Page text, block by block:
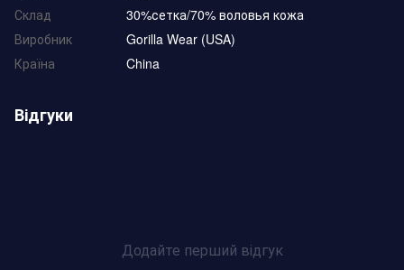
Склад
30%сетка/70% воловья кожа
Виробник
Gorilla Wear (USA)
Країна
China
Відгуки
Додайте перший відгук